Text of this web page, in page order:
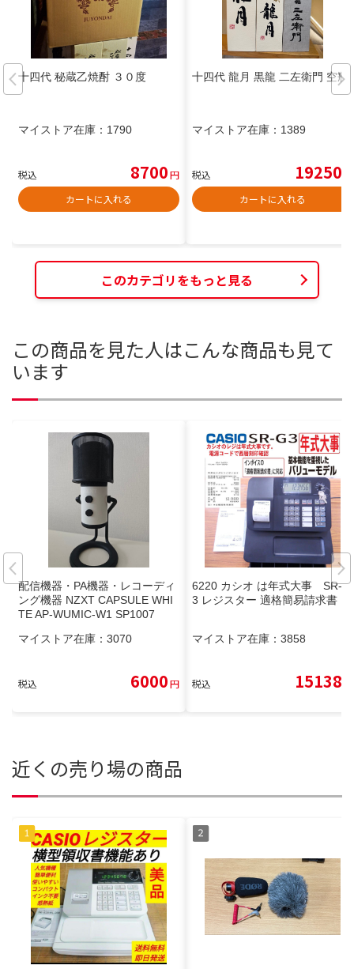
十四代 秘蔵乙焼酎 ３０度
マイストア在庫： 1790
税込 8700円
カートに入れる
十四代 龍月 黒龍 二左衛門 空瓶
マイストア在庫： 1389
税込 19250
カートに入れる
このカテゴリをもっと見る
この商品を見た人はこんな商品も見て
います
配信機器・PA機器・レコーディ
ング機器 NZXT CAPSULE WHI
TE AP-WUMIC-W1 SP1007
マイストア在庫： 3070
税込 6000円
6220 カシオ は年式大事 SR-G
3 レジスター 適格簡易請求書
マイストア在庫： 3858
税込 15138
近くの売り場の商品